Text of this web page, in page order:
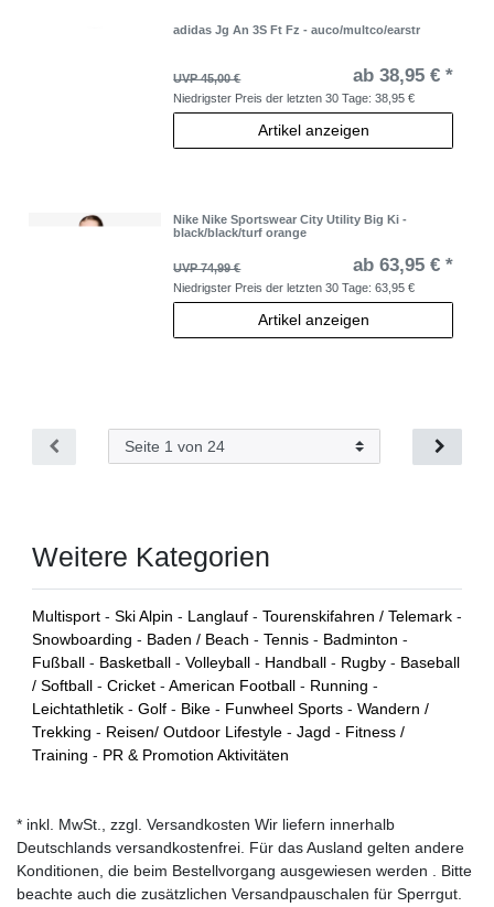
adidas Jg An 3S Ft Fz - auco/multco/earstr
UVP 45,00 € ab 38,95 € *
Niedrigster Preis der letzten 30 Tage:38,95 €
Artikel anzeigen
Nike Nike Sportswear City Utility Big Ki -
black/black/turf orange
UVP 74,99 € ab 63,95 € *
Niedrigster Preis der letzten 30 Tage:63,95 €
Artikel anzeigen
Weitere Kategorien
Multisport - Ski Alpin - Langlauf - Tourenskifahren / Telemark -
Snowboarding - Baden / Beach - Tennis - Badminton -
Fußball - Basketball - Volleyball - Handball - Rugby - Baseball
/ Softball - Cricket - American Football - Running -
Leichtathletik - Golf - Bike - Funwheel Sports - Wandern /
Trekking - Reisen/ Outdoor Lifestyle - Jagd - Fitness /
Training - PR & Promotion Aktivitäten
* inkl. MwSt., zzgl. Versandkosten Wir liefern innerhalb
Deutschlands versandkostenfrei. Für das Ausland gelten andere
Konditionen, die beim Bestellvorgang ausgewiesen werden . Bitte
beachte auch die zusätzlichen Versandpauschalen für Sperrgut.